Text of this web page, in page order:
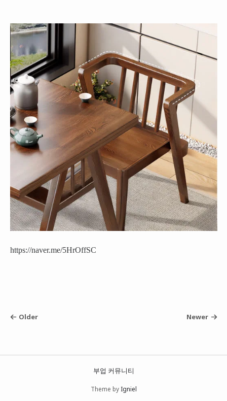
https://naver.me/5HrOffSC
Older Newer
부업 커뮤니티
Theme by Igniel